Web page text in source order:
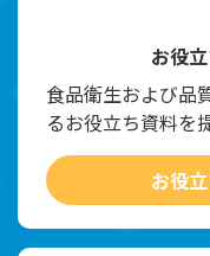
お役
食品衛生および品
るお役立ち資料を
お役